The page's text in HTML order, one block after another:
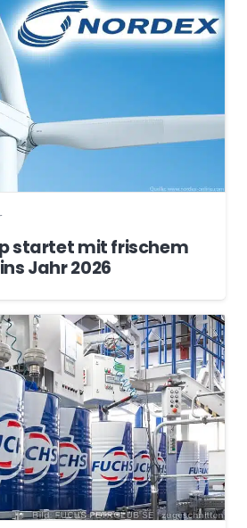
startet mit frischem
Jahr 2026